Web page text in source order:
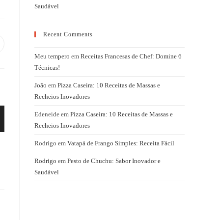
Saudável
Recent Comments
Meu tempero em Receitas Francesas de Chef: Domine 6
Técnicas!
João em Pizza Caseira: 10 Receitas de Massas e
Recheios Inovadores
Edeneide em Pizza Caseira: 10 Receitas de Massas e
Recheios Inovadores
Rodrigo em Vatapá de Frango Simples: Receita Fácil
Rodrigo em Pesto de Chuchu: Sabor Inovador e
Saudável